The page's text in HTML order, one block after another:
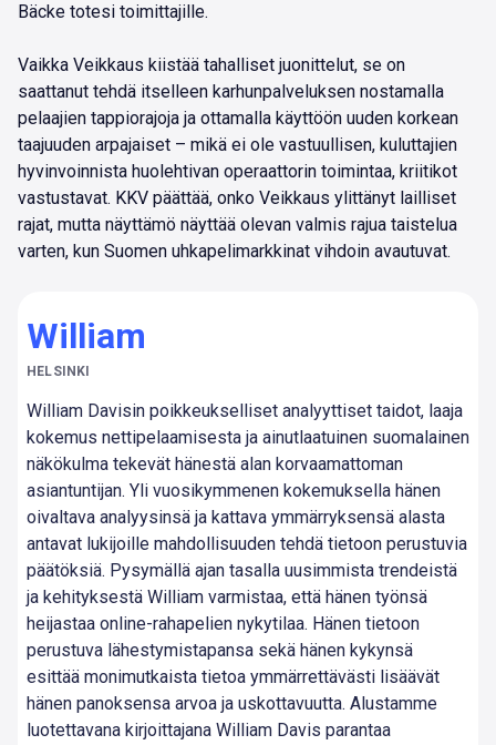
Bäcke totesi toimittajille.
Vaikka Veikkaus kiistää tahalliset juonittelut, se on
saattanut tehdä itselleen karhunpalveluksen nostamalla
pelaajien tappiorajoja ja ottamalla käyttöön uuden korkean
taajuuden arpajaiset – mikä ei ole vastuullisen, kuluttajien
hyvinvoinnista huolehtivan operaattorin toimintaa, kriitikot
vastustavat. KKV päättää, onko Veikkaus ylittänyt lailliset
rajat, mutta näyttämö näyttää olevan valmis rajua taistelua
varten, kun Suomen uhkapelimarkkinat vihdoin avautuvat.
William
HELSINKI
William Davisin poikkeukselliset analyyttiset taidot, laaja
kokemus nettipelaamisesta ja ainutlaatuinen suomalainen
näkökulma tekevät hänestä alan korvaamattoman
asiantuntijan. Yli vuosikymmenen kokemuksella hänen
oivaltava analyysinsä ja kattava ymmärryksensä alasta
antavat lukijoille mahdollisuuden tehdä tietoon perustuvia
päätöksiä. Pysymällä ajan tasalla uusimmista trendeistä
ja kehityksestä William varmistaa, että hänen työnsä
heijastaa online-rahapelien nykytilaa. Hänen tietoon
perustuva lähestymistapansa sekä hänen kykynsä
esittää monimutkaista tietoa ymmärrettävästi lisäävät
hänen panoksensa arvoa ja uskottavuutta. Alustamme
luotettavana kirjoittajana William Davis parantaa